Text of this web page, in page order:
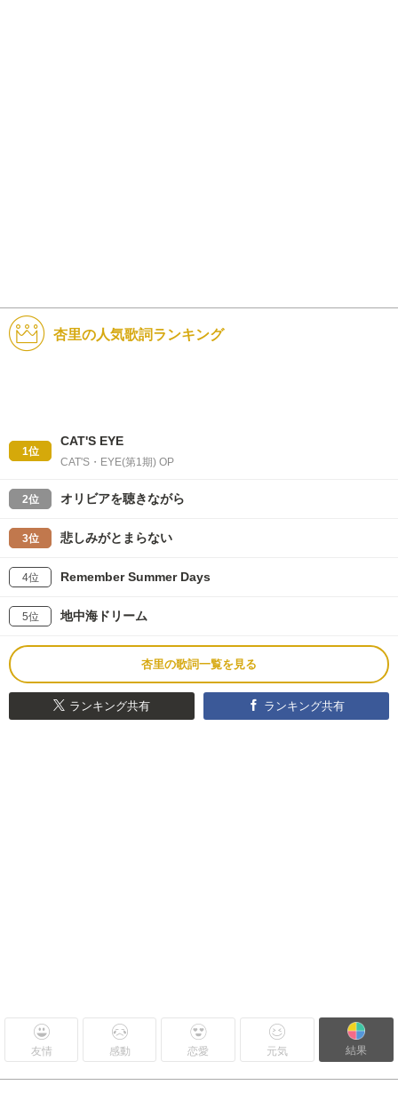
杏里の人気歌詞ランキング
1位
CAT'S EYE
CAT'S・EYE(第1期) OP
2位 オリビアを聴きながら
3位 悲しみがとまらない
4位 Remember Summer Days
5位 地中海ドリーム
杏里の歌詞一覧を見る
ランキング共有 ランキング共有
友情 感動 恋愛 元気 結果